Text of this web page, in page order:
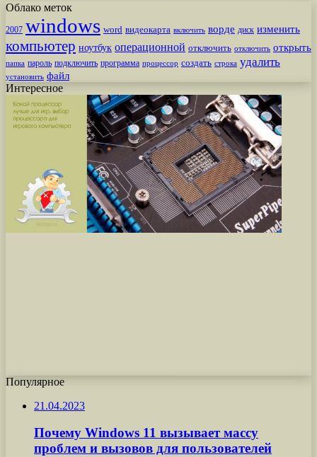
Облако меток
2007 windows word видеокарта включить ворде диск изменить
компьютер ноутбук операционной отключить отключить открыть
папка пароль подключить программа процессор создать строка удалить
установить файл
Интересное
Популярное
21.04.2023
Почему Windows 11 вызывает массу
проблем и вызовов для пользователей